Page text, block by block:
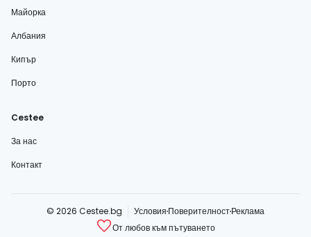
Майорка
Албания
Кипър
Порто
Cestee
За нас
Контакт
© 2026 Cestee.bg Условия ПоверителностРеклама
От любов към пътуването